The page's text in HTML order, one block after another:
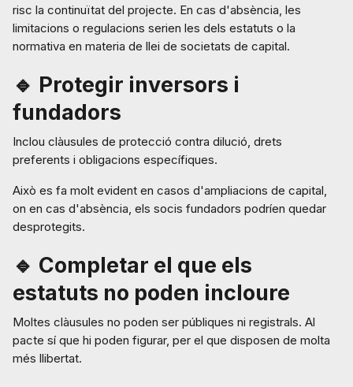
risc la continuïtat del projecte. En cas d'absència, les
limitacions o regulacions serien les dels estatuts o la
normativa en materia de llei de societats de capital.
🔹 Protegir inversors i
fundadors
Inclou clàusules de protecció contra dilució, drets
preferents i obligacions específiques.
Això es fa molt evident en casos d'ampliacions de capital,
on en cas d'absència, els socis fundadors podríen quedar
desprotegits.
🔹 Completar el que els
estatuts no poden incloure
Moltes clàusules no poden ser públiques ni registrals. Al
pacte sí que hi poden figurar, per el que disposen de molta
més llibertat.